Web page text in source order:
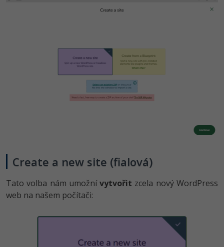
Create a new site (fialová)
Tato volba nám umožnívytvořit zcela nový WordPress
web na našem počítači: